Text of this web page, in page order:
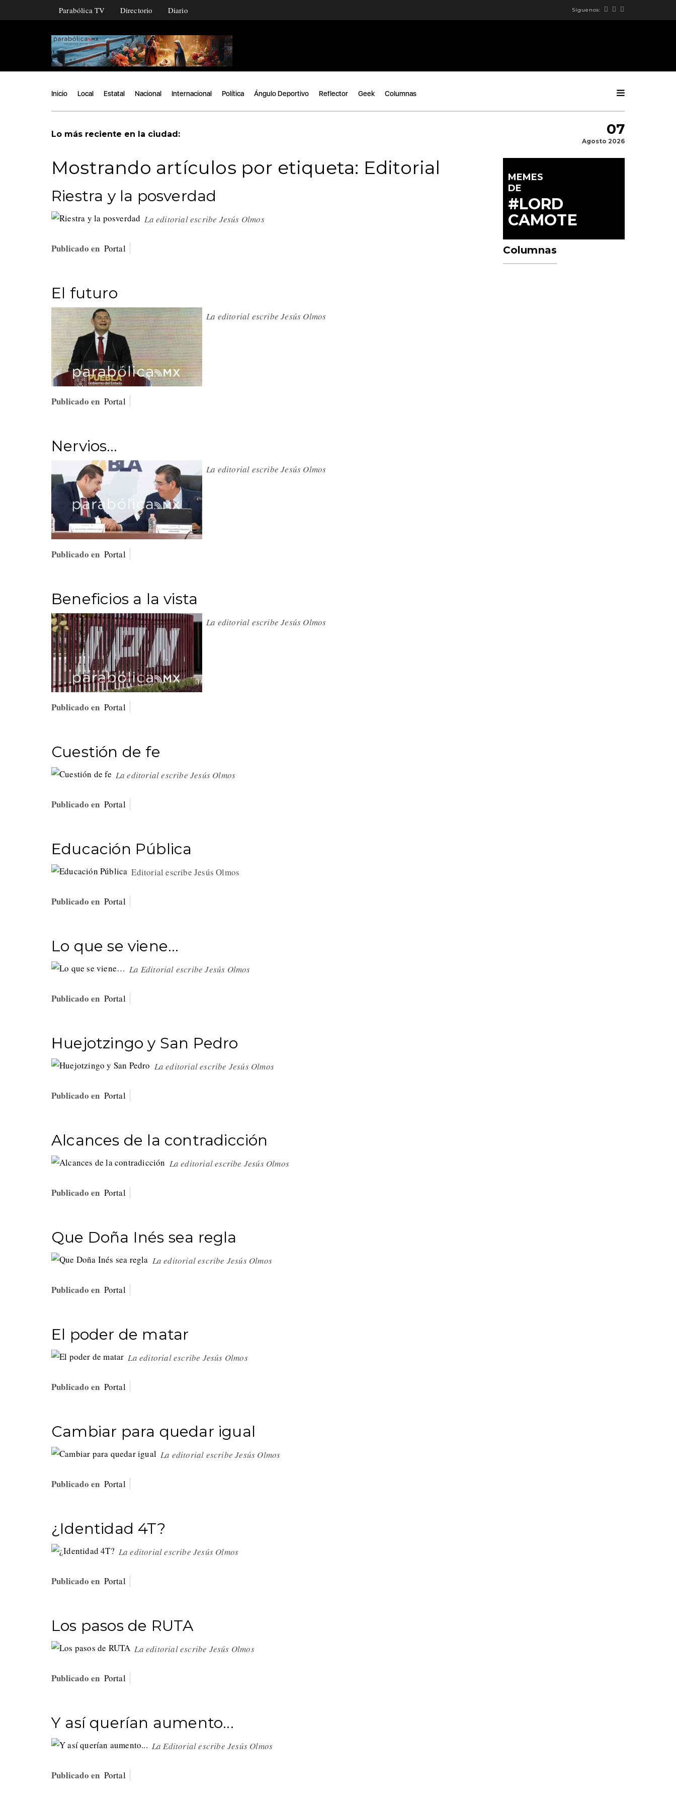
Parabólica TV Directorio Diario Síguenos:
Inicio Local Estatal Nacional Internacional Política Ángulo Deportivo Reflector Geek Columnas
Lo más reciente en la ciudad: 07
Agosto 2026
Mostrando artículos por etiqueta: Editorial
Riestra y la posverdad
La editorial escribe Jesús Olmos
Publicado en Portal
El futuro
La editorial escribe Jesús Olmos
Publicado en Portal
Nervios…
La editorial escribe Jesús Olmos
Publicado en Portal
Beneficios a la vista
La editorial escribe Jesús Olmos
Publicado en Portal
Cuestión de fe
La editorial escribe Jesús Olmos
Publicado en Portal
Educación Pública
Editorial escribe Jesús Olmos
Publicado en Portal
Lo que se viene…
La Editorial escribe Jesús Olmos
Publicado en Portal
Huejotzingo y San Pedro
La editorial escribe Jesús Olmos
Publicado en Portal
Alcances de la contradicción
La editorial escribe Jesús Olmos
Publicado en Portal
Que Doña Inés sea regla
La editorial escribe Jesús Olmos
Publicado en Portal
El poder de matar
La editorial escribe Jesús Olmos
Publicado en Portal
Cambiar para quedar igual
La editorial escribe Jesús Olmos
Publicado en Portal
¿Identidad 4T?
La editorial escribe Jesús Olmos
Publicado en Portal
Los pasos de RUTA
La editorial escribe Jesús Olmos
Publicado en Portal
Y así querían aumento...
La Editorial escribe Jesús Olmos
Publicado en Portal
MEMES
DE
#LORD
CAMOTE
Columnas